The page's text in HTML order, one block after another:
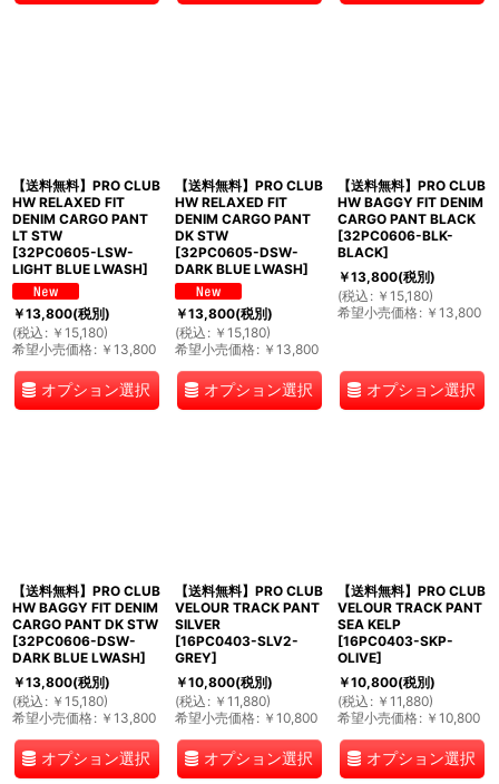
【送料無料】PRO CLUB
HW RELAXED FIT
DENIM CARGO PANT
LT STW
[32PC0605-LSW-
LIGHT BLUE LWASH]
￥13,800(税別)
(税込 : ￥ 15,180)
希望小売価格: ￥ 13,800
オプション選択
【送料無料】PRO CLUB
HW RELAXED FIT
DENIM CARGO PANT
DK STW
[32PC0605-DSW-
DARK BLUE LWASH]
￥13,800(税別)
(税込 : ￥ 15,180)
希望小売価格: ￥ 13,800
オプション選択
【送料無料】PRO CLUB
HW BAGGY FIT DENIM
CARGO PANT BLACK
[32PC0606-BLK-
BLACK]
￥13,800(税別)
(税込 : ￥ 15,180)
希望小売価格: ￥ 13,800
オプション選択
【送料無料】PRO CLUB
HW BAGGY FIT DENIM
CARGO PANT DK STW
[32PC0606-DSW-
DARK BLUE LWASH]
￥13,800(税別)
(税込 : ￥ 15,180)
希望小売価格: ￥ 13,800
オプション選択
【送料無料】PRO CLUB
VELOUR TRACK PANT
SILVER
[16PC0403-SLV2-
GREY]
￥10,800(税別)
(税込 : ￥ 11,880)
希望小売価格: ￥ 10,800
オプション選択
【送料無料】PRO CLUB
VELOUR TRACK PANT
SEA KELP
[16PC0403-SKP-
OLIVE]
￥10,800(税別)
(税込 : ￥ 11,880)
希望小売価格: ￥ 10,800
オプション選択